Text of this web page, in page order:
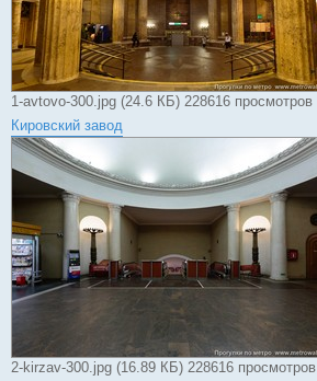
1-avtovo-300.jpg (24.6 КБ) 228616 просмотров
Кировский завод
2-kirzav-300.jpg (16.89 КБ) 228616 просмотров